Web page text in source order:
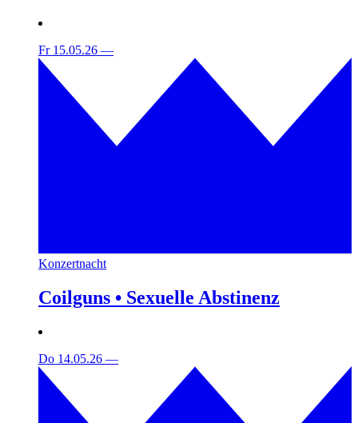
Fr 15.05.26 —
Konzertnacht
Coilguns • Sexuelle Abstinenz
Do 14.05.26 —